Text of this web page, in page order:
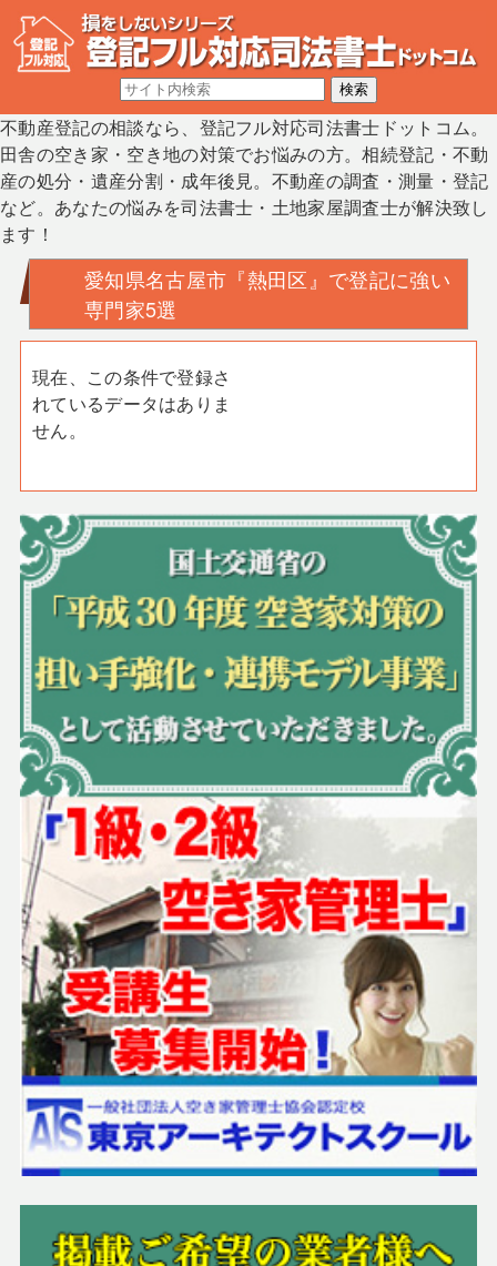
不動産登記の相談なら、登記フル対応司法書士ドットコム。
田舎の空き家・空き地の対策でお悩みの方。相続登記・不動
産の処分・遺産分割・成年後見。不動産の調査・測量・登記
など。あなたの悩みを司法書士・土地家屋調査士が解決致し
ます！
愛知県名古屋市『熱田区』で登記に強い
専門家5選
現在、この条件で登録さ
れているデータはありま
せん。